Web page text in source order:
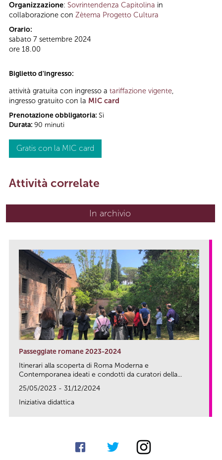
Organizzazione: Sovrintendenza Capitolina in
collaborazione con Zètema Progetto Cultura
Orario:
sabato 7 settembre 2024
ore 18.00
Biglietto d'ingresso:
attività gratuita con ingresso a tariffazione vigente,
ingresso gratuito con la MIC card
Prenotazione obbligatoria: Sì
Durata: 90 minuti
Gratis con la MIC card
Attività correlate
In archivio
Passeggiate romane 2023-2024
Itinerari alla scoperta di Roma Moderna e
Contemporanea ideati e condotti da curatori della...
25/05/2023 - 31/12/2024
Iniziativa didattica